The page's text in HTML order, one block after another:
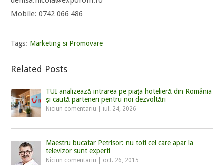
Mobile: 0742 066 486
Tags: Marketing si Promovare
Related Posts
TUI analizează intrarea pe piața hotelieră din România
și caută parteneri pentru noi dezvoltări
Niciun comentariu iul. 24, 2026
Maestru bucatar Petrisor: nu toti cei care apar la
televizor sunt experti
Niciun comentariu oct. 26, 2015